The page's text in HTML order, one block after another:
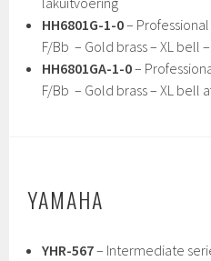
HH6801G-1-0–
F/Bb – Gold brass – XL bell
HH6801GA-1-0–
F/Bb – Gold brass – XL bell
YAMAHA
YHR-567– Intermediate